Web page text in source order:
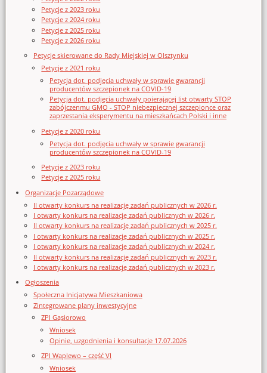
Petycje z 2023 roku
Petycje z 2024 roku
Petycje z 2025 roku
Petycje z 2026 roku
Petycje skierowane do Rady Miejskiej w Olsztynku
Petycje z 2021 roku
Petycja dot. podjęcia uchwały w sprawie gwarancji
producentów szczepionek na COVID-19
Petycja dot. podjęcia uchwały poierającej list otwarty STOP
zabójczenmu GMO - STOP niebezpiecznej szczepionce oraz
zaprzestania eksperymentu na mieszkańcach Polski i inne
Petycje z 2020 roku
Petycja dot. podjęcia uchwały w sprawie gwarancji
producentów szczepionek na COVID-19
Petycje z 2023 roku
Petycje z 2025 roku
Organizacje Pozarządowe
II otwarty konkurs na realizację zadań publicznych w 2026 r.
I otwarty konkurs na realizację zadań publicznych w 2026 r.
II otwarty konkurs na realizację zadań publicznych w 2025 r.
I otwarty konkurs na realizację zadań publicznych w 2025 r.
I otwarty konkurs na realizację zadań publicznych w 2024 r.
II otwarty konkurs na realizację zadań publicznych w 2023 r.
I otwarty konkurs na realizację zadań publicznych w 2023 r.
Ogłoszenia
Społeczna Inicjatywa Mieszkaniowa
Zintegrowane plany inwestycyjne
ZPI Gąsiorowo
Wniosek
Opinie, uzgodnienia i konsultacje 17.07.2026
ZPI Waplewo – część VI
Wniosek